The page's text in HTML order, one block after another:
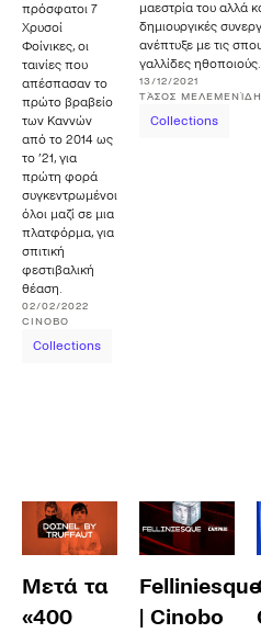
πρόσφατοι 7
Χρυσοί
Φοίνικες, οι
ταινίες που
απέσπασαν το
πρώτο βραβείο
των Καννών
από το 2014 ως
το ’21, για
πρώτη φορά
συγκεντρωμένοι
όλοι μαζί σε μια
πλατφόρμα, για
σπιτική
φεστιβαλική
θέαση.
02/02/2022
CINOBO
Collections
μαεστρία του αλλά
δημιουργικές
ανέπτυξε με τις
γαλλίδες ηθοποιούς.
13/12/2021
ΤΆΣΟΣ
Collections
Μετά τα
«400
Felliniesque
| Cinobo